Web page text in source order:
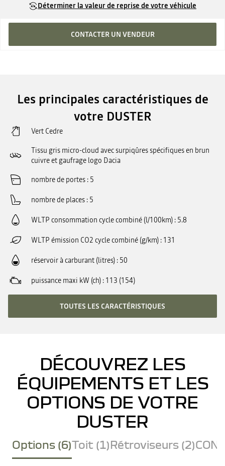
Déterminer la valeur de reprise de votre véhicule
CONTACTER UN VENDEUR
Les principales caractéristiques de
votre DUSTER
Vert Cedre
Tissu gris micro-cloud avec surpiqûres spécifiques en brun
cuivre et gaufrage logo Dacia
nombre de portes 5
nombre de places 5
WLTP consommation cycle combiné (l/100km) 5.8
WLTP émission CO2 cycle combiné (g/km) 131
réservoir à carburant (litres) 50
puissance maxi kW (ch) 113 (154)
TOUTES LES CARACTÉRISTIQUES
DÉCOUVREZ LES
ÉQUIPEMENTS ET LES
OPTIONS DE VOTRE
DUSTER
Options (6)Toit (1)Rétroviseurs (2)